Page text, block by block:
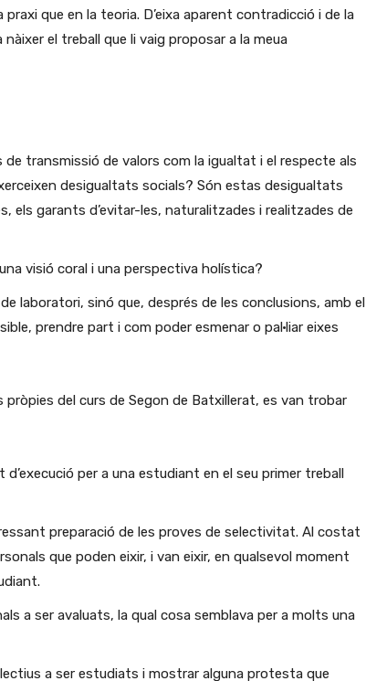
que en la teoria. D’eixa aparent contradicció i de la
el treball que li vaig proposar a la meua
transmissió de valors com la igualtat i el respecte als
desigualtats socials? Són estas desigualtats
els garants d’evitar-les, naturalitzades i realitzades de
visió coral i una perspectiva holística?
laboratori, sinó que, després de les conclusions, amb el
prendre part i com poder esmenar o pal·liar eixes
del curs de Segon de Batxillerat, es van trobar
per a una estudiant en el seu primer treball
preparació de les proves de selectivitat. Al costat
que poden eixir, i van eixir, en qualsevol moment
a ser avaluats, la qual cosa semblava per a molts una
a ser estudiats i mostrar alguna protesta que